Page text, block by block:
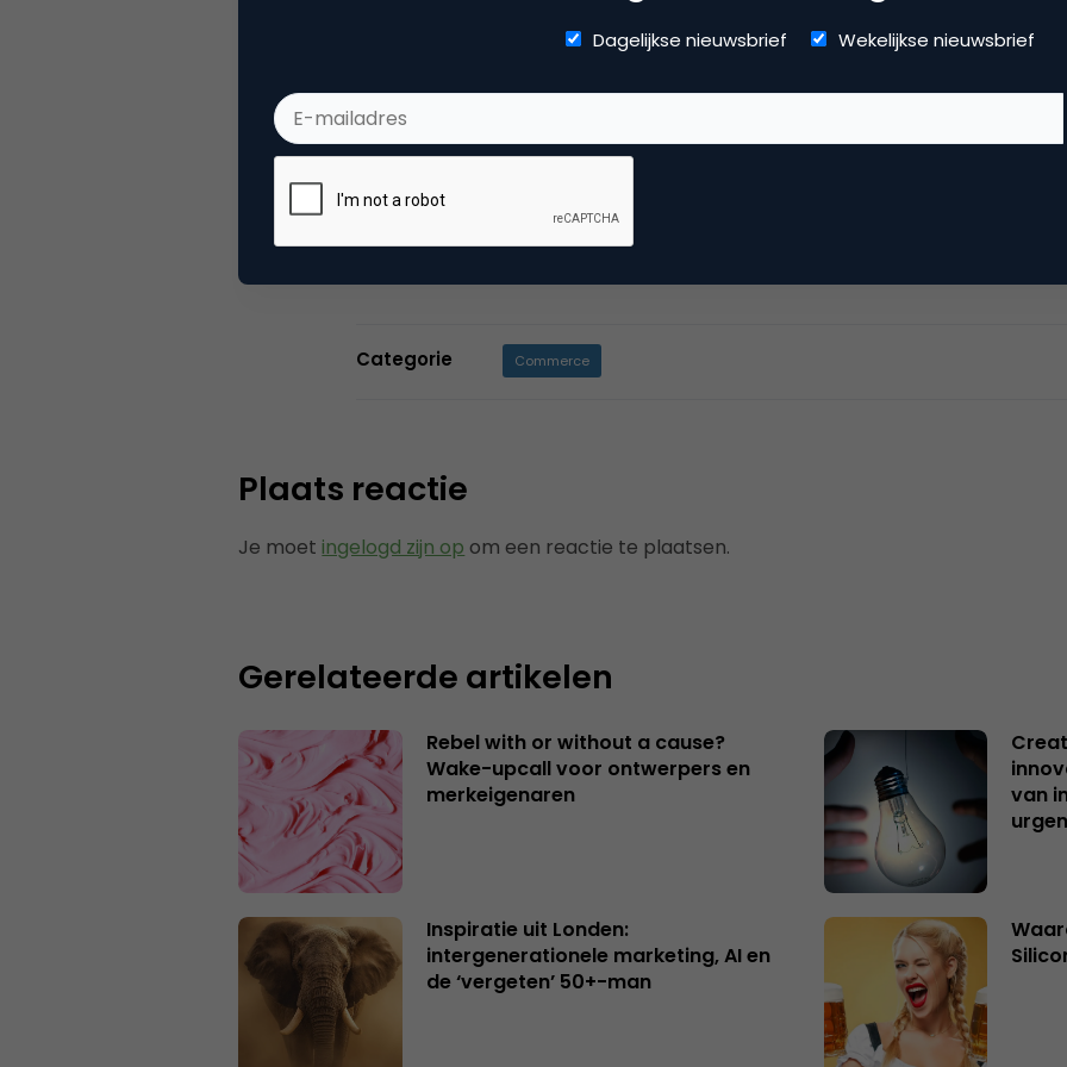
Op zoek naar een baan in Marketing? Bij
en communicatievacatures.
Categorie Commerce
Plaats reactie
Je moet ingelogd zijn op om een reactie te plaatsen.
Gerelateerde artikelen
Rebel with or without a cause?
Wake-upcall voor ontwerpers en
merkeigenaren
van
Inspiratie uit Londen:
intergenerationele marketing, AI en
de ‘vergeten’ 50+-man
Dagelijkse nieuwsbrief Wekelijkse nieuwsbrief